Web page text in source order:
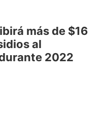
más de $16
al
2022